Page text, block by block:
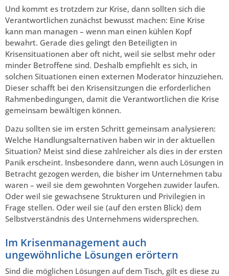
Und kommt es trotzdem zur Krise, dann sollten sich die
Verantwortlichen zunächst bewusst machen: Eine Krise
kann man managen – wenn man einen kühlen Kopf
bewahrt. Gerade dies gelingt den Beteiligten in
Krisensituationen aber oft nicht, weil sie selbst mehr oder
minder Betroffene sind. Deshalb empfiehlt es sich, in
solchen Situationen einen externen Moderator hinzuziehen.
Dieser schafft bei den Krisensitzungen die erforderlichen
Rahmenbedingungen, damit die Verantwortlichen die Krise
gemeinsam bewältigen können.
Dazu sollten sie im ersten Schritt gemeinsam analysieren:
Welche Handlungsalternativen haben wir in der aktuellen
Situation? Meist sind diese zahlreicher als dies in der ersten
Panik erscheint. Insbesondere dann, wenn auch Lösungen in
Betracht gezogen werden, die bisher im Unternehmen tabu
waren – weil sie dem gewohnten Vorgehen zuwider laufen.
Oder weil sie gewachsene Strukturen und Privilegien in
Frage stellen. Oder weil sie (auf den ersten Blick) dem
Selbstverständnis des Unternehmens widersprechen.
Im Krisenmanagement auch
ungewöhnliche Lösungen erörtern
Sind die möglichen Lösungen auf dem Tisch, gilt es diese zu